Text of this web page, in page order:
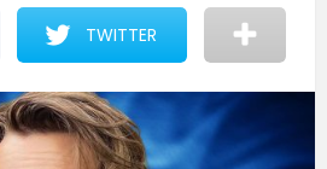
TWITTER